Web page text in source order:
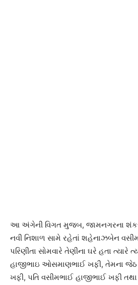
આ અંગેની વિગત મુજબ, જામનગરના
નવી નિશાળ સામે રહેતાં શહેનાઝબેન
પરિણીતા સોમવારે તેણીના ઘરે હતા ત્યારે
હાજીભાઇ ઓસમાણભાઈ ખફી, તેમના
ખફી, પતિ વસીમભાઈ હાજીભાઈ ખફી